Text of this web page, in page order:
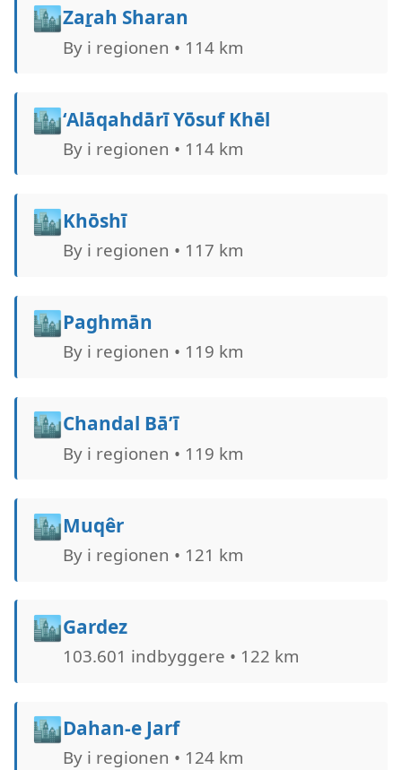
🏙️Zaṟah Sharan
By i regionen • 114 km
🏙️‘Alāqahdārī Yōsuf Khēl
By i regionen • 114 km
🏙️Khōshī
By i regionen • 117 km
🏙️Paghmān
By i regionen • 119 km
🏙️Chandal Bā’ī
By i regionen • 119 km
🏙️Muqêr
By i regionen • 121 km
🏙️Gardez
103.601 indbyggere • 122 km
🏙️Dahan-e Jarf
By i regionen • 124 km